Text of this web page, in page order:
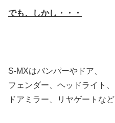
でも、しかし・・・
S-MXはバンパーやドア、
フェンダー、ヘッドライト、
ドアミラー、リヤゲートなど